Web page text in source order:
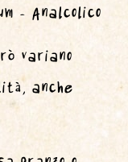
– Analcolico
variano
anche